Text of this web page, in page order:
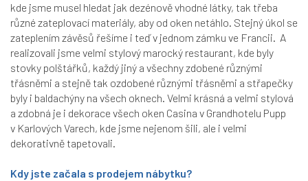
kde jsme musel hledat jak dezénově vhodné látky, tak třeba
různé zateplovací materiály, aby od oken netáhlo. Stejný úkol se
zateplením závěsů řešíme i teď v jednom zámku ve Francii. A
realizovali jsme velmi stylový marocký restaurant, kde byly
stovky polštářků, každý jiný a všechny zdobené různými
třásněmi a stejně tak ozdobené různými třásněmi a střapečky
byly i baldachýny na všech oknech. Velmi krásná a velmi stylová
a zdobná je i dekorace všech oken Casina v Grandhotelu Pupp
v Karlových Varech, kde jsme nejenom šili, ale i velmi
dekorativně tapetovali.
Kdy jste začala s prodejem nábytku?